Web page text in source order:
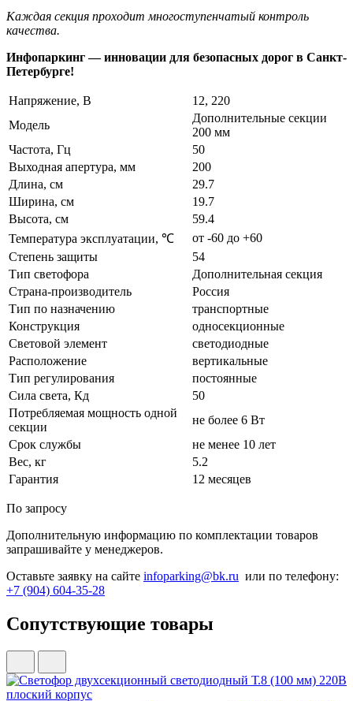
Каждая секция проходит многоступенчатый контроль
качества.
Инфопаркинг — инновации для безопасных дорог в Санкт-
Петербурге!
Напряжение, В
12, 220
Модель
Дополнительные секции
200 мм
Частота, Гц
50
Выходная апертура, мм
200
Длина, см
29.7
Ширина, см
19.7
Высота, см
59.4
Температура эксплуатации, ℃
от -60 до +60
Степень защиты
54
Тип светофора
Дополнительная секция
Страна-производитель
Россия
Тип по назначению
транспортные
Конструкция
односекционные
Световой элемент
светодиодные
Расположение
вертикальные
Тип регулирования
постоянные
Сила света, Кд
50
Потребляемая мощность одной
секции
не более 6 Вт
Срок службы
не менее 10 лет
Вес, кг
5.2
Гарантия
12 месяцев
По запросу
Дополнительную информацию по комплектации товаров
запрашивайте у менеджеров.
Оставьте заявку на сайте infoparking@bk.ru или по телефону:
+7 (904) 604-35-28
Сопутствующие товары